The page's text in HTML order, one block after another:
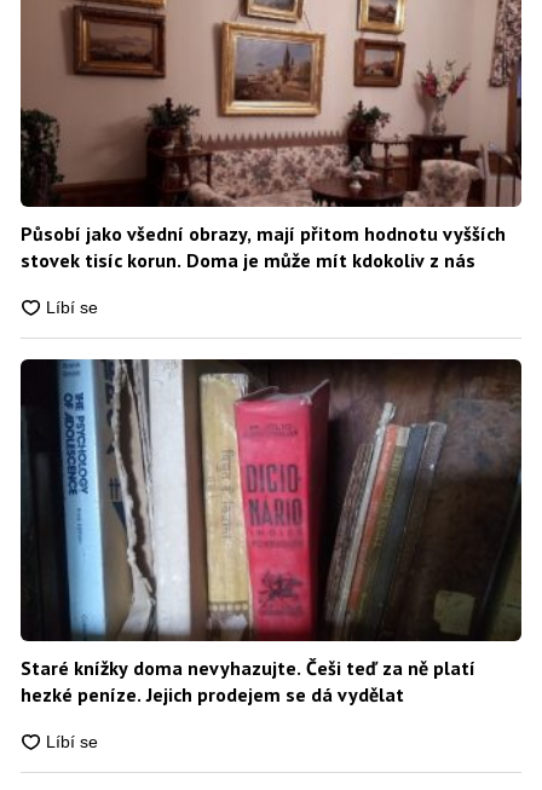
Působí jako všední obrazy, mají přitom hodnotu vyšších
stovek tisíc korun. Doma je může mít kdokoliv z nás
Staré knížky doma nevyhazujte. Češi teď za ně platí
hezké peníze. Jejich prodejem se dá vydělat